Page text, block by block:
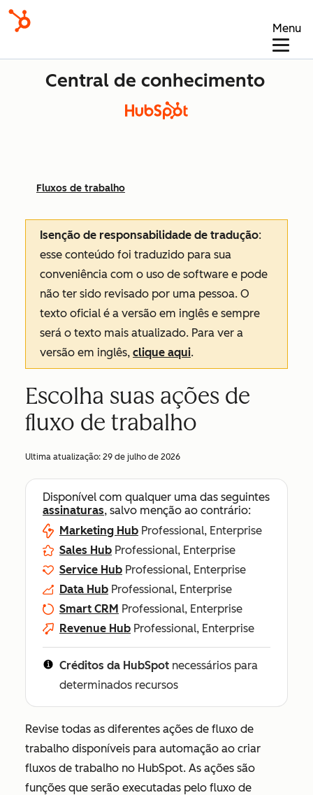
Menu
Central de conhecimento
Fluxos de trabalho
Isenção de responsabilidade de tradução:
esse conteúdo foi traduzido para sua
conveniência com o uso de software e pode
não ter sido revisado por uma pessoa. O
texto oficial é a versão em inglês e sempre
será o texto mais atualizado. Para ver a
versão em inglês, clique aqui.
Escolha suas ações de
fluxo de trabalho
Ultima atualização: 29 de julho de 2026
Disponível com qualquer uma das seguintes
assinaturas, salvo menção ao contrário:
Marketing Hub Professional, Enterprise
Sales Hub Professional, Enterprise
Service Hub Professional, Enterprise
Data Hub Professional, Enterprise
Smart CRM Professional, Enterprise
Revenue Hub Professional, Enterprise
Créditos da HubSpot necessários para
determinados recursos
Revise todas as diferentes ações de fluxo de
trabalho disponíveis para automação ao criar
fluxos de trabalho no HubSpot. As ações são
funções que serão executadas pelo fluxo de